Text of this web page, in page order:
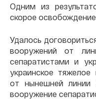
Одним из
скорое
Удалось
вооружений от
сепаратистами и
украинское
от нынешней линии
вооружение